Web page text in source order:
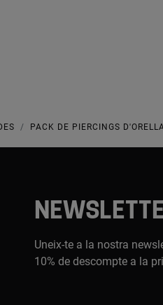
PACK DE PIERCINGS
Uneix-te a la nostra
10% de descompte a la